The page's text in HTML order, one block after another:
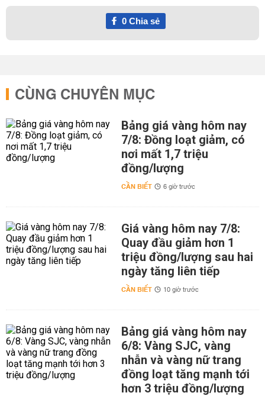
0Chia sẻ
CÙNG CHUYÊN MỤC
Bảng giá vàng hôm nay
7/8: Đồng loạt giảm, có
nơi mất 1,7 triệu
đồng/lượng
CẦN BIẾT 6 giờ trước
Giá vàng hôm nay 7/8:
Quay đầu giảm hơn 1
triệu đồng/lượng sau hai
ngày tăng liên tiếp
CẦN BIẾT 10 giờ trước
Bảng giá vàng hôm nay
6/8: Vàng SJC, vàng
nhẫn và vàng nữ trang
đồng loạt tăng mạnh tới
hơn 3 triệu đồng/lượng